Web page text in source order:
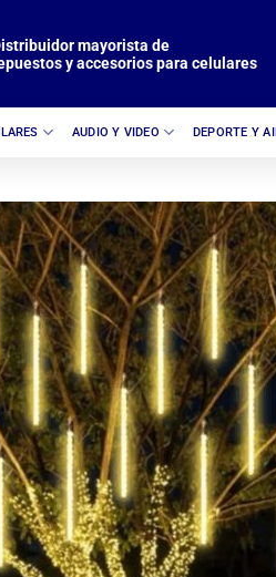
mayorista de
y accesorios para celulares
AUDIO Y VIDEO DEPORTE Y